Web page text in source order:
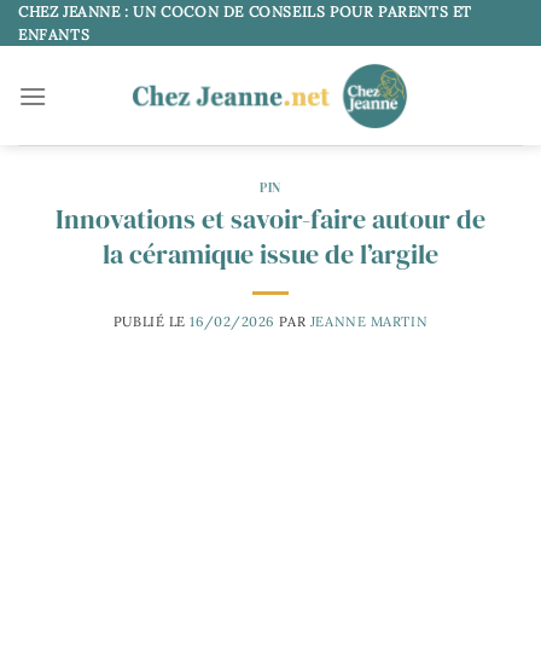
Passer
au
CHEZ JEANNE : UN COCON DE CONSEILS POUR PARENTS ET
ENFANTS
PIN
Innovations et savoir-faire autour de
la céramique issue de l’argile
PUBLIÉ LE16/02/2026 PAR JEANNE MARTIN